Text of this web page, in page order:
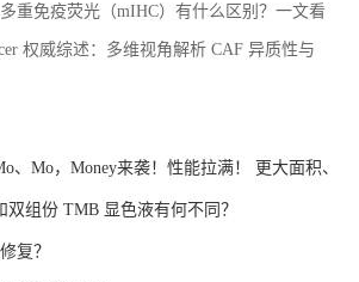
重免疫荧光（mIHC）有什么区别？一文看
级之路权威综述：多维视角解析 CAF 异质性与
、Mo，Money来袭！性能拉满！ 更大面积、
组份 TMB 显色液有何不同？
复？